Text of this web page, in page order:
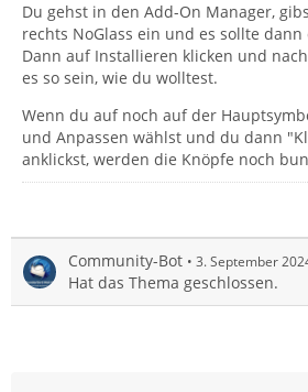
Du gehst in den Add-On Manager,
rechts NoGlass ein und es sollte
Dann auf Installieren klicken und
es so sein, wie du wolltest.
Wenn du auf noch auf der
und Anpassen wählst und du dann
anklickst, werden die Knöpfe noch
Community-Bot 3. September
Hat das Thema geschlossen.